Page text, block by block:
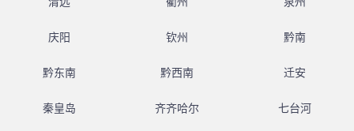
庆阳 钦州 黔南
黔东南 黔西南 迁安
秦皇岛 齐齐哈尔 七台河